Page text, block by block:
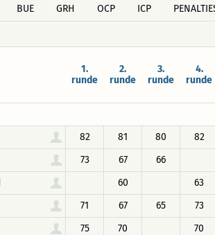
BUE GRH OCP ICP
1.
runde
2.
runde
3.
runde
4.
runde
82 81 80 82
73 67 66
60 63
71 67 65 73
75 70 70